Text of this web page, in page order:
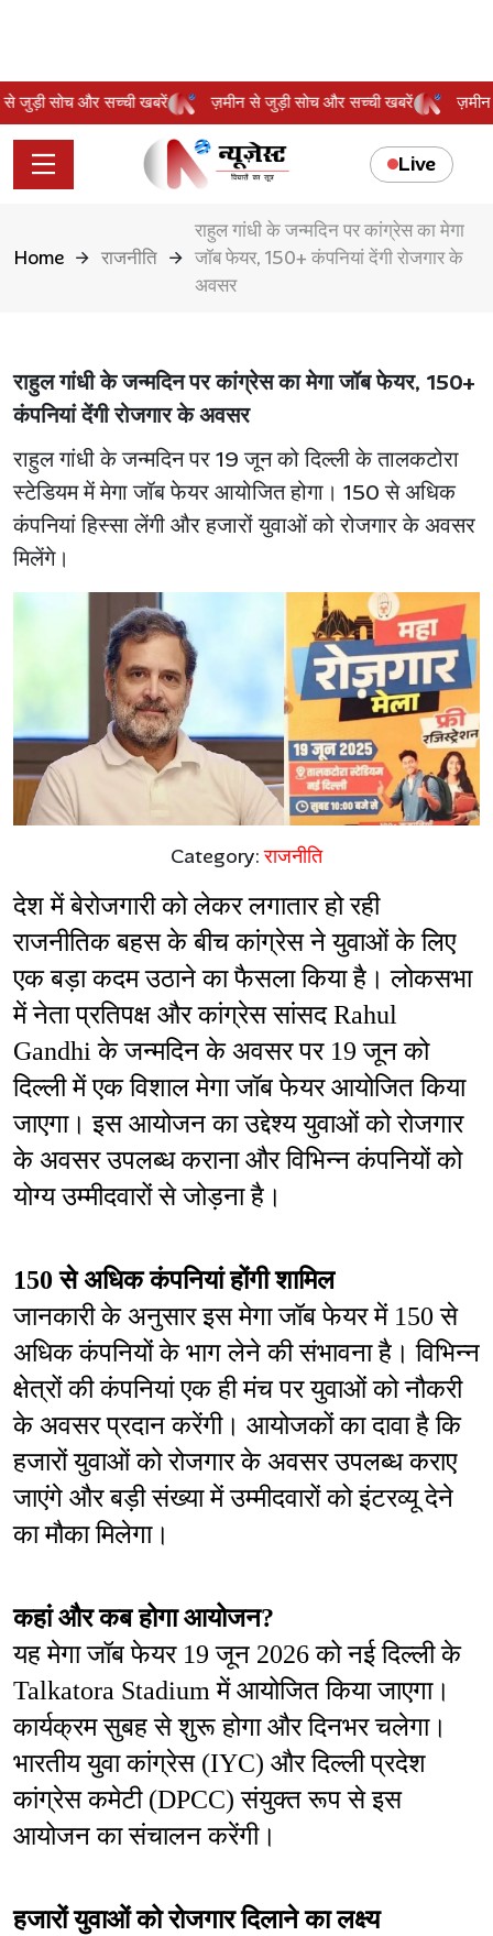
से जुड़ी सोच और सच्ची खबरें ज़मीन से जुड़ी सोच और सच्ची खबरें
Live
Home राजनीति
राहुल गांधी के जन्मदिन पर कांग्रेस का मेगा
जॉब फेयर, 150+ कंपनियां देंगी रोजगार के
अवसर
राहुल गांधी के जन्मदिन पर कांग्रेस का मेगा जॉब फेयर, 150+
कंपनियां देंगी रोजगार के अवसर
राहुल गांधी के जन्मदिन पर 19 जून को दिल्ली के तालकटोरा
स्टेडियम में मेगा जॉब फेयर आयोजित होगा। 150 से अधिक
कंपनियां हिस्सा लेंगी और हजारों युवाओं को रोजगार के अवसर
मिलेंगे।
Category:राजनीति
देश में बेरोजगारी को लेकर लगातार हो रही
राजनीतिक बहस के बीच कांग्रेस ने युवाओं के लिए
एक बड़ा कदम उठाने का फैसला किया है। लोकसभा
में नेता प्रतिपक्ष और कांग्रेस सांसद Rahul
Gandhi के जन्मदिन के अवसर पर 19 जून को
दिल्ली में एक विशाल मेगा जॉब फेयर आयोजित किया
जाएगा। इस आयोजन का उद्देश्य युवाओं को रोजगार
के अवसर उपलब्ध कराना और विभिन्न कंपनियों को
योग्य उम्मीदवारों से जोड़ना है।
150 से अधिक कंपनियां होंगी शामिल
जानकारी के अनुसार इस मेगा जॉब फेयर में 150 से
अधिक कंपनियों के भाग लेने की संभावना है। विभिन्न
क्षेत्रों की कंपनियां एक ही मंच पर युवाओं को नौकरी
के अवसर प्रदान करेंगी। आयोजकों का दावा है कि
हजारों युवाओं को रोजगार के अवसर उपलब्ध कराए
जाएंगे और बड़ी संख्या में उम्मीदवारों को इंटरव्यू देने
का मौका मिलेगा।
कहां और कब होगा आयोजन?
यह मेगा जॉब फेयर 19 जून 2026 को नई दिल्ली के
Talkatora Stadium में आयोजित किया जाएगा।
कार्यक्रम सुबह से शुरू होगा और दिनभर चलेगा।
भारतीय युवा कांग्रेस (IYC) और दिल्ली प्रदेश
कांग्रेस कमेटी (DPCC) संयुक्त रूप से इस
आयोजन का संचालन करेंगी।
हजारों युवाओं को रोजगार दिलाने का लक्ष्य